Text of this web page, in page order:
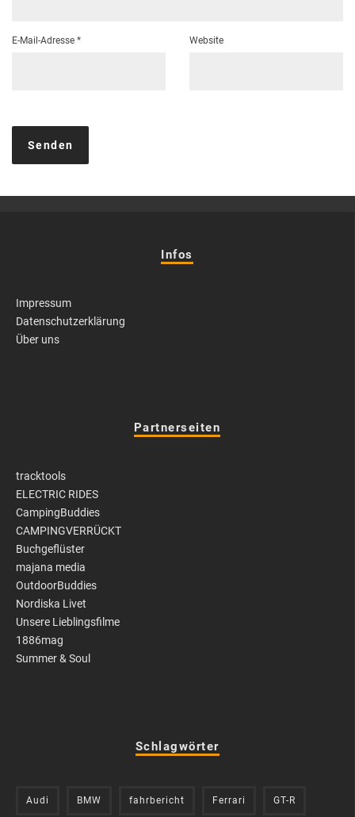
E-Mail-Adresse * Website
Infos
Impressum
Datenschutzerklärung
Über uns
Partnerseiten
tracktools
ELECTRIC RIDES
CampingBuddies
CAMPINGVERRÜCKT
Buchgeflüster
majana media
OutdoorBuddies
Nordiska Livet
Unsere Lieblingsfilme
1886mag
Summer & Soul
Schlagwörter
Audi BMW fahrbericht Ferrari GT-R